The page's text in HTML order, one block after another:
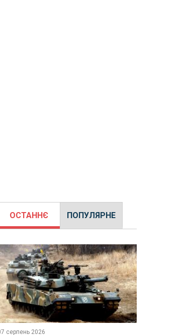
ОСТАННЄ ПОПУЛЯРНЕ
серпень 2026